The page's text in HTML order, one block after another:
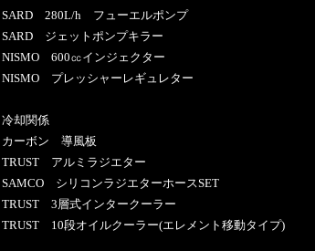
SARD 280L/h フューエルポンプ
SARD ジェットポンプキラー
NISMO 600㏄インジェクター
NISMO プレッシャーレギュレター
冷却関係
カーボン 導風板
TRUST アルミラジエター
SAMCO シリコンラジエターホースSET
TRUST 3層式インタークーラー
TRUST 10段オイルクーラー(エレメント移動タイプ)